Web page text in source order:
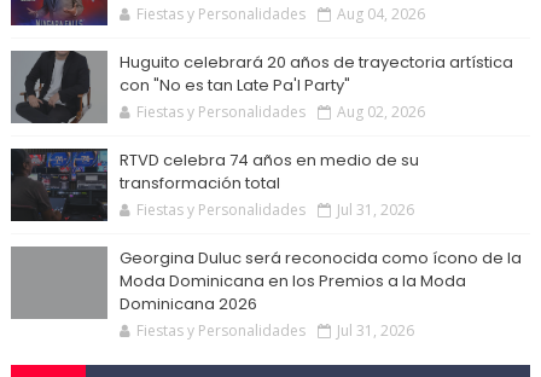
Fiestas y Personalidades Aug 04, 2026
Huguito celebrará 20 años de trayectoria artística
con "No es tan Late Pa'l Party"
Fiestas y Personalidades Aug 02, 2026
RTVD celebra 74 años en medio de su
transformación total
Fiestas y Personalidades Jul 31, 2026
Georgina Duluc será reconocida como ícono de la
Moda Dominicana en los Premios a la Moda
Dominicana 2026
Fiestas y Personalidades Jul 31, 2026